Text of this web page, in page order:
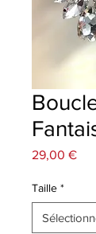
29,00 €Prix
Taille *